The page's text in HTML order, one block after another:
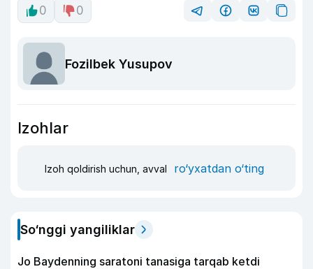
0 0
Fozilbek Yusupov
Izohlar
Izoh qoldirish uchun, avval ro‘yxatdan o‘ting
So‘nggi yangiliklar
Jo Baydenning saratoni tanasiga tarqab ketdi